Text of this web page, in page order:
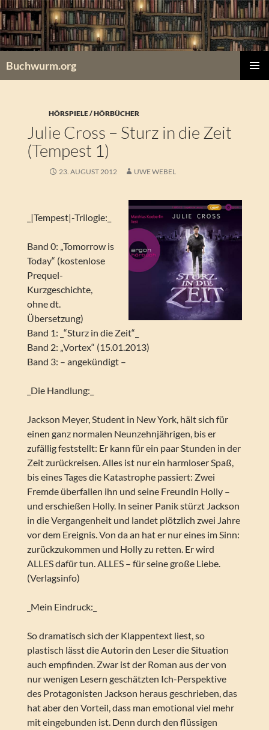
Zum
Inhalt
springen
Buchwurm.org
HÖRSPIELE / HÖRBÜCHER
Julie Cross – Sturz in die Zeit
(Tempest 1)
23. AUGUST 2012 UWE WEBEL
_|Tempest|-Trilogie:_
Band 0: „Tomorrow is
Today“ (kostenlose
Prequel-
Kurzgeschichte,
ohne dt.
Übersetzung)
Band 1: _“Sturz in die Zeit“_
Band 2: „Vortex“ (15.01.2013)
Band 3: – angekündigt –
_Die Handlung:_
Jackson Meyer, Student in New York, hält sich für
einen ganz normalen Neunzehnjährigen, bis er
zufällig feststellt: Er kann für ein paar Stunden in der
Zeit zurückreisen. Alles ist nur ein harmloser Spaß,
bis eines Tages die Katastrophe passiert: Zwei
Fremde überfallen ihn und seine Freundin Holly –
und erschießen Holly. In seiner Panik stürzt Jackson
in die Vergangenheit und landet plötzlich zwei Jahre
vor dem Ereignis. Von da an hat er nur eines im Sinn:
zurückzukommen und Holly zu retten. Er wird
ALLES dafür tun. ALLES – für seine große Liebe.
(Verlagsinfo)
_Mein Eindruck:_
So dramatisch sich der Klappentext liest, so
plastisch lässt die Autorin den Leser die Situation
auch empfinden. Zwar ist der Roman aus der von
nur wenigen Lesern geschätzten Ich-Perspektive
des Protagonisten Jackson heraus geschrieben, das
hat aber den Vorteil, dass man emotional viel mehr
mit eingebunden ist. Denn durch den flüssigen